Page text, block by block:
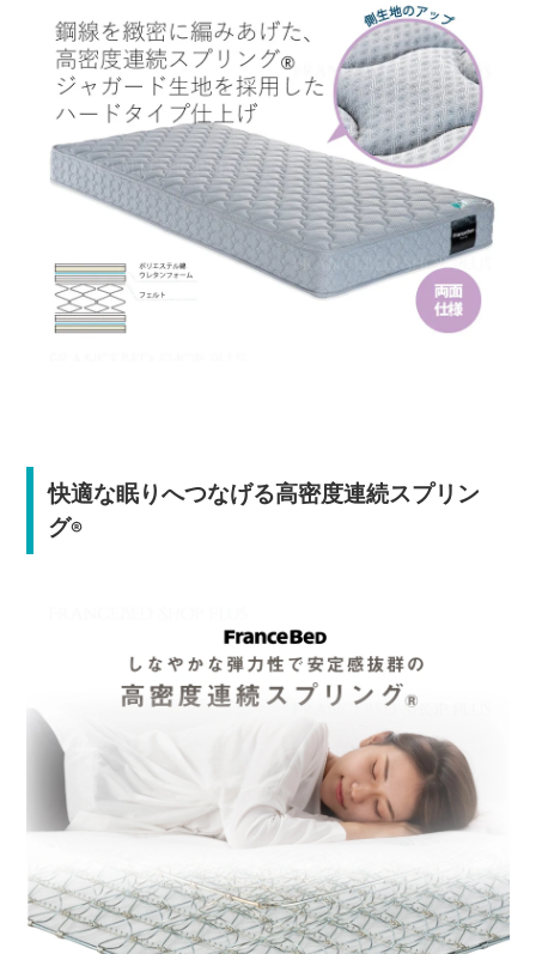
快適な眠りへつなげる高密度連続スプリン
グ®